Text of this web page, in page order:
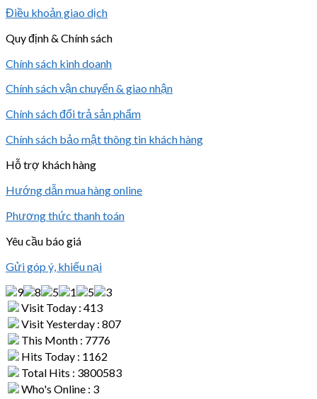
Điều khoản giao dịch
Quy định & Chính sách
Chính sách kinh doanh
Chính sách vận chuyển & giao nhận
Chính sách đổi trả sản phẩm
Chính sách bảo mật thông tin khách hàng
Hỗ trợ khách hàng
Hướng dẫn mua hàng online
Phương thức thanh toán
Yêu cầu báo giá
Gửi góp ý, khiếu nại
Visit Today : 413
Visit Yesterday : 807
This Month : 7776
Hits Today : 1162
Total Hits : 3800583
Who's Online : 3